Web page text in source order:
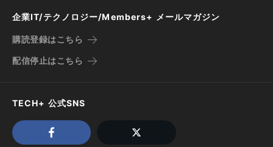
企業IT/テクノロジー/Members+ メールマガジン
購読登録はこちら
配信停止はこちら
TECH+ 公式SNS